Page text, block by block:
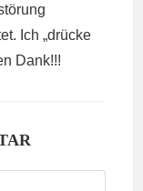
Ich „drücke
Dank!!!